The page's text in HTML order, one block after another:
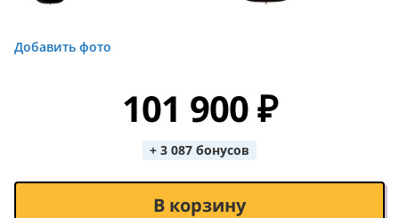
Добавить фото
101 900 ₽
+ 3 087 бонусов
В корзину